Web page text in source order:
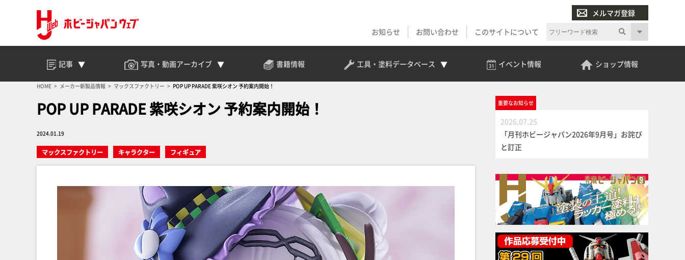
メルマガ登録
お知らせ
お問い合わせ このサイトについて
記事 写真・動画アーカイブ 書籍情報 工具・塗料データベース イベント情報 ショップ情報
HOME メーカー新製品情報 マックスファクトリー POP UP PARADE 紫咲シオン 予約案内開始！
POP UP PARADE 紫咲シオン 予約案内開始！
2024.01.19
マックスファクトリー キャラクター フィギュア
重要なお知らせ
2026.07.25
「月刊ホビージャパン2026年9月号」お詫び
と訂正